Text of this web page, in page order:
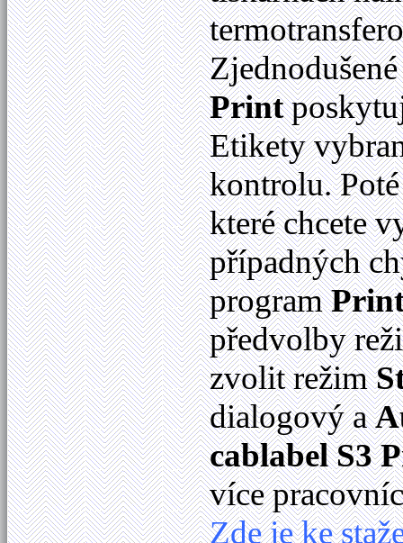
Print
Etikety
kontrolu.
které chcete
případných
program
předvolby
zvolit režim
dialogový a
cablabel S3
více
Zde je ke